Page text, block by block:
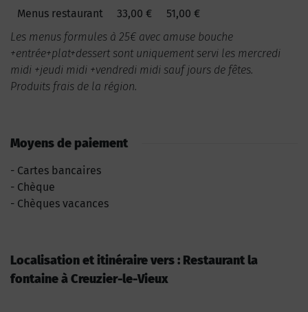
Menus restaurant 33,00 €
51,00 €
Les menus formules à 25€ avec amuse bouche
+entrée+plat+dessert sont uniquement servi les mercredi
midi +jeudi midi +vendredi midi sauf jours de fêtes.
Produits frais de la région.
Moyens de paiement
Cartes bancaires
Chèque
Chèques vacances
Localisation et itinéraire vers : Restaurant la
fontaine à Creuzier-le-Vieux